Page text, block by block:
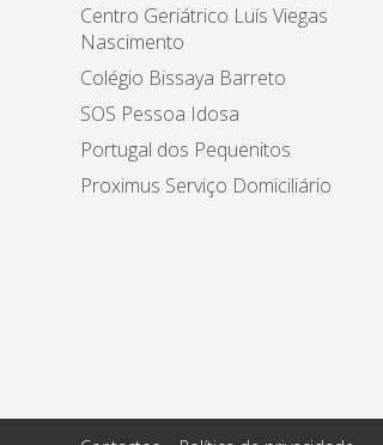
Centro Geriátrico Luís Viegas
Nascimento
Colégio Bissaya Barreto
SOS Pessoa Idosa
Portugal dos Pequenitos
Proximus Serviço Domiciliário